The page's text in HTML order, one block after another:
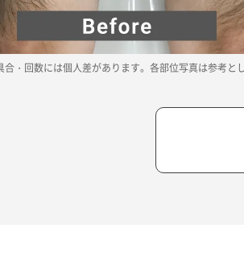
合・回数には個人差があります。各部位写真は参考と